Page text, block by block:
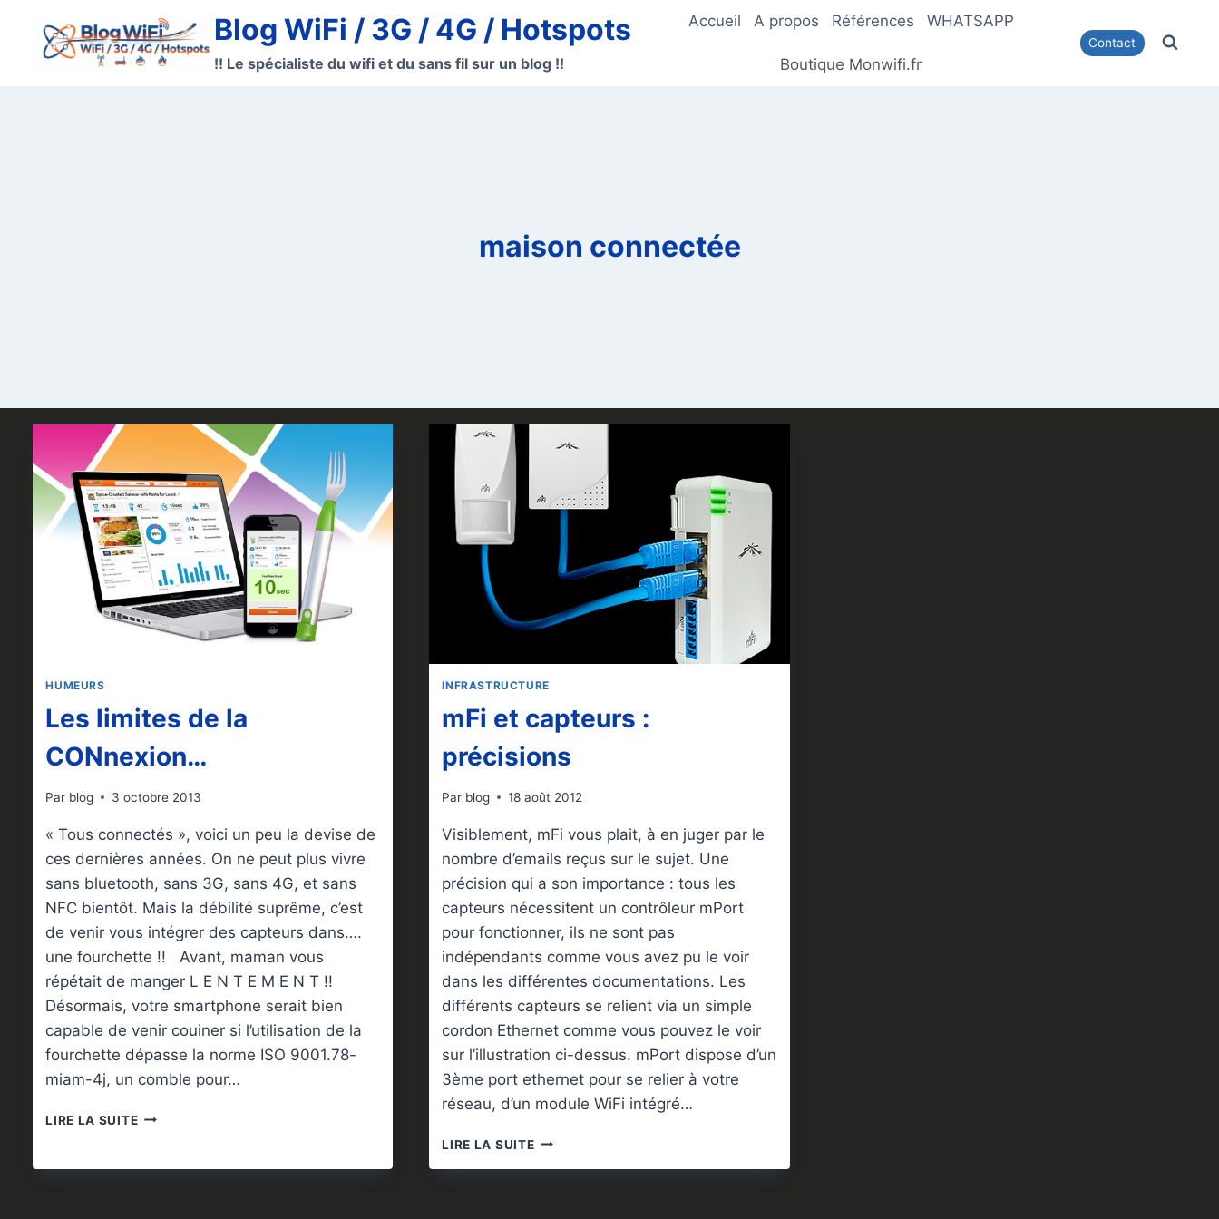
contenu
Blog WiFi / 3G / 4G / Hotspots
!! Le spécialiste du wifi et du sans fil sur un blog !!
Accueil A propos Références WHATSAPP
Boutique Monwifi.fr
Contact
maison connectée
HUMEURS
Les limites de la
CONnexion…
Par blog 3 octobre 2013
« Tous connectés », voici un peu la devise de
ces dernières années. On ne peut plus vivre
sans bluetooth, sans 3G, sans 4G, et sans
NFC bientôt. Mais la débilité suprême, c’est
de venir vous intégrer des capteurs dans….
une fourchette !! Avant, maman vous
répétait de manger L E N T E M E N T !!
Désormais, votre smartphone serait bien
capable de venir couiner si l’utilisation de la
fourchette dépasse la norme ISO 9001.78-
miam-4j, un comble pour…
LIRE LA SUITELES
LA
INFRASTRUCTURE
mFi et capteurs :
précisions
Par blog 18 août 2012
Visiblement, mFi vous plait, à en juger par le
nombre d’emails reçus sur le sujet. Une
précision qui a son importance : tous les
capteurs nécessitent un contrôleur mPort
pour fonctionner, ils ne sont pas
indépendants comme vous avez pu le voir
dans les différentes documentations. Les
différents capteurs se relient via un simple
cordon Ethernet comme vous pouvez le voir
sur l’illustration ci-dessus. mPort dispose d’un
3ème port ethernet pour se relier à votre
réseau, d’un module WiFi intégré…
LIRE LA SUITEMFI